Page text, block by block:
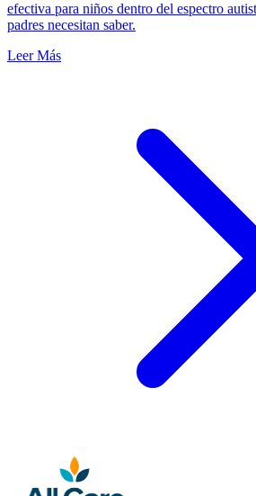
efectiva para niños dentro del espectro
padres necesitan saber.
Leer Más